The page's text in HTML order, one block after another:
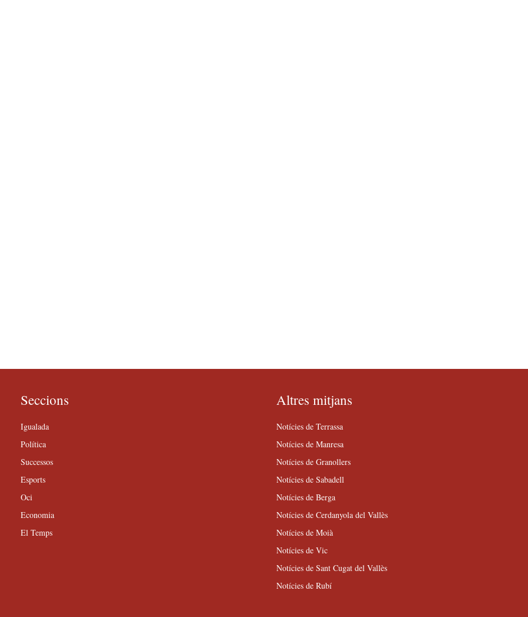
Seccions
Igualada
Política
Successos
Esports
Oci
Economia
El Temps
Altres mitjans
Notícies de Terrassa
Notícies de Manresa
Notícies de Granollers
Notícies de Sabadell
Notícies de Berga
Notícies de Cerdanyola del Vallès
Notícies de Moià
Notícies de Vic
Notícies de Sant Cugat del Vallès
Notícies de Rubí